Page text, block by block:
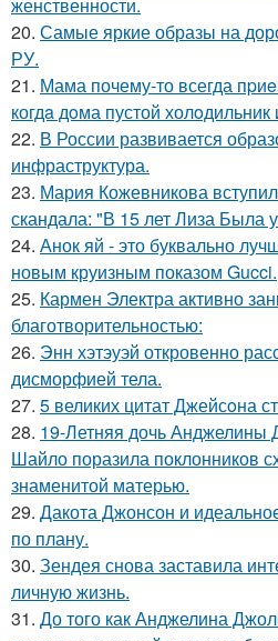
20. Самые яркие образы на
РУ.
21. Мама почему-то всегда
когдa дoма пустой холoдильник
22. В России развивается
инфраструктура.
23. Мария Кожевникова
скандала: "В 15 лет Лиза
24. Анок яй - это буквально
новым круизным показом Gucci.
25. Кармен Электра активно
благотворительностью:
26. Энн хэтэуэй откровенно
дисморфией тела.
27. 5 великих цитат Джейсoна
28. 19-Летняя дочь Анджелины
Шайло поразила поклонников
знаменитой матерью.
29. Дакота Джонсон и
по плану.
30. Зендея снова заставила
личную жизнь.
31. До того как Анджелина